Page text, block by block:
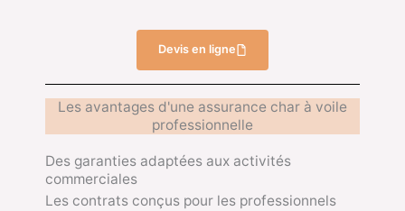
Devis en ligne
Les avantages d'une assurance char à voile
professionnelle
Des garanties adaptées aux activités
commerciales
Les contrats conçus pour les professionnels